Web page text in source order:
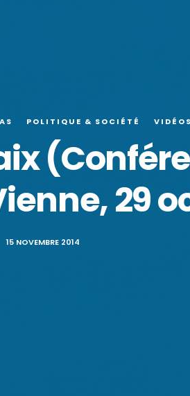
POLITIQUE & SOCIÉTÉ VIDÉOS
29
15 NOVEMBRE 2014